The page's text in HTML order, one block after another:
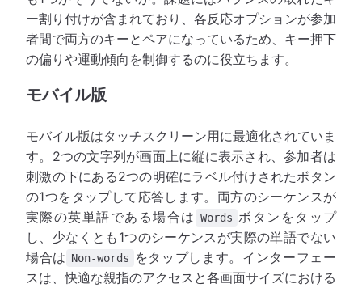
ー割り付けが含まれており、各反応オプションが参加
者間で両方のキーとペアになっているため、キー押下
の偏りや運動傾向を制御するのに役立ちます。
モバイル版
モバイル版はタッチスクリーン用に最適化されていま
す。2つの文字列が画面上に縦に表示され、参加者は
刺激の下にある2つの明確にラベル付けされたボタン
の1つをタップして応答します。両方のシーケンスが
実際の英単語である場合は Words ボタンをタップ
し、少なくとも1つのシーケンスが実際の単語でない
場合は Non-words
をタップします。インターフェー
スは、快適な親指のアクセスと各画面サイズにおける